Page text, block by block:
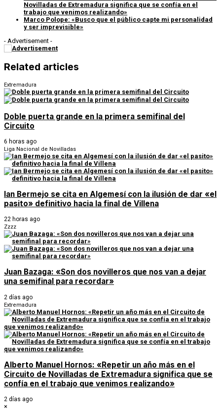
Novilladas de Extremadura significa que se confía en el
trabajo que venimos realizando»
Marco Polope: «Busco que el público capte mi personalidad
y ser imprevisible»
- Advertisement -
Related articles
Extremadura
Doble puerta grande en la primera semifinal del
Circuito
6 horas ago
Liga Nacional de Novilladas
Ian Bermejo se cita en Algemesí con la ilusión de dar «el
pasito» definitivo hacia la final de Villena
22 horas ago
Zzzz
Juan Bazaga: «Son dos novilleros que nos van a dejar
una semifinal para recordar»
2 días ago
Extremadura
Alberto Manuel Hornos: «Repetir un año más en el
Circuito de Novilladas de Extremadura significa que se
confía en el trabajo que venimos realizando»
2 días ago
×